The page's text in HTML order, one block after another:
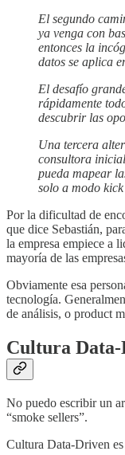
El segundo
ya venga con
entonces la
datos se aplica
El desafío
rápidamente
descubrir las
Una tercera
consultora
pueda mapear
solo a modo
Por la dificultad de
que dice Sebastián,
la empresa empiece a
mayoría de las
Obviamente esa
tecnología.
de análisis, o product
Cultura
No puedo escribir un
“smoke sellers”.
Cultura Data-Driven